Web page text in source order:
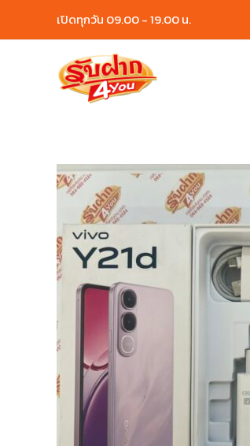
เปิดทุกวัน 09.00 - 19.00 น.